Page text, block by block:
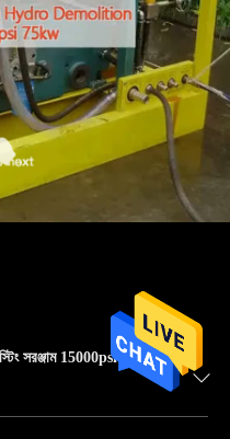
সরঞ্জাম 15000psi 75kw